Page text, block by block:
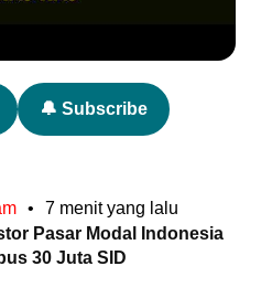
🔔 Subscribe
•
7 menit yang lalu
Pasar Modal Indonesia
30 Juta SID